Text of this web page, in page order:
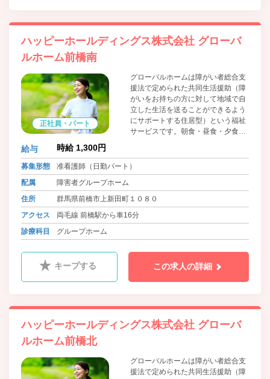
ハッピーホールディングス株式会社 グローバ
ルホーム前橋南
正社員・パート
グローバルホームは障がい者総合支
援法で定められた共同生活援助（障
がいをお持ちの方に対して地域で自
立した生活を送ることができるよう
にサポートする住居型）という福祉
サービスです。朝食・昼食・夕食の
いきます。 アパート・マンションタ
イプのグループホームで、すべての
とに加えて、必要最低限の家具や家
電は入居時から、設置しています。
給与 時給 1,300円
募集形態
准看護師（日勤パート）
配属
障害者グループホーム
住所
群馬県前橋市上新田町１０８０
アクセス
両毛線 前橋駅から車16分
診療科目
グループホーム
キープする この求人の詳細
ハッピーホールディングス株式会社 グローバ
ルホーム前橋北
グローバルホームは障がい者総合支
援法で定められた共同生活援助（障